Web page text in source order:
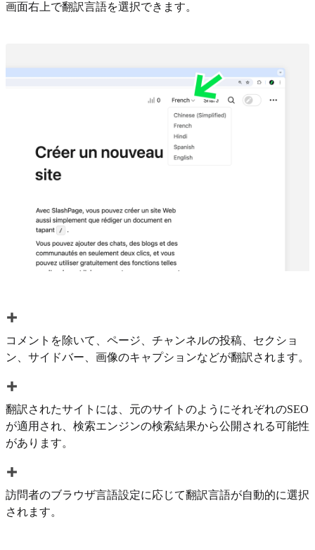
画面右上で翻訳言語を選択できます。
コメントを除いて、ページ、チャンネルの投稿、セクショ
ン、サイドバー、画像のキャプションなどが翻訳されます。
翻訳されたサイトには、元のサイトのようにそれぞれのSEO
が適用され、検索エンジンの検索結果から公開される可能性
があります。
訪問者のブラウザ言語設定に応じて翻訳言語が自動的に選択
されます。